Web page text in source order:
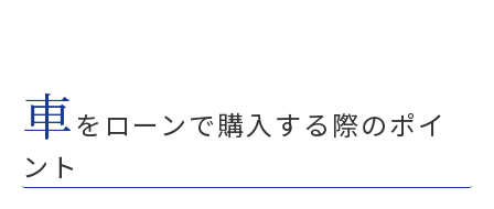
車をローンで購入する際のポイ
ント